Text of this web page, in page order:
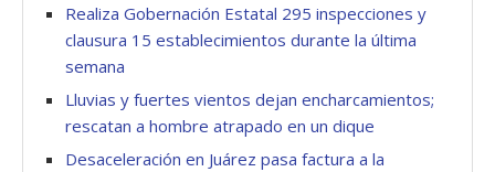
Realiza Gobernación Estatal 295 inspecciones y
clausura 15 establecimientos durante la última
semana
Lluvias y fuertes vientos dejan encharcamientos;
rescatan a hombre atrapado en un dique
Desaceleración en Juárez pasa factura a la